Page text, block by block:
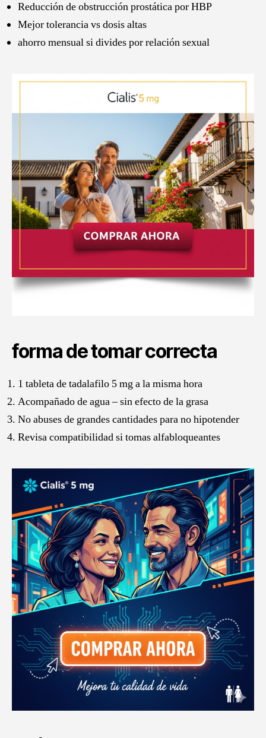
Reducción de obstrucción prostática por HBP
Mejor tolerancia vs dosis altas
ahorro mensual si divides por relación sexual
forma de tomar correcta
1 tableta de tadalafilo 5 mg a la misma hora
Acompañado de agua – sin efecto de la grasa
No abuses de grandes cantidades para no hipotender
Revisa compatibilidad si tomas alfabloqueantes